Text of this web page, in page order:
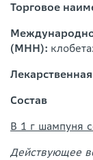
Торговое
(МНН):
Состав
В 1 г шампуня
Действующее